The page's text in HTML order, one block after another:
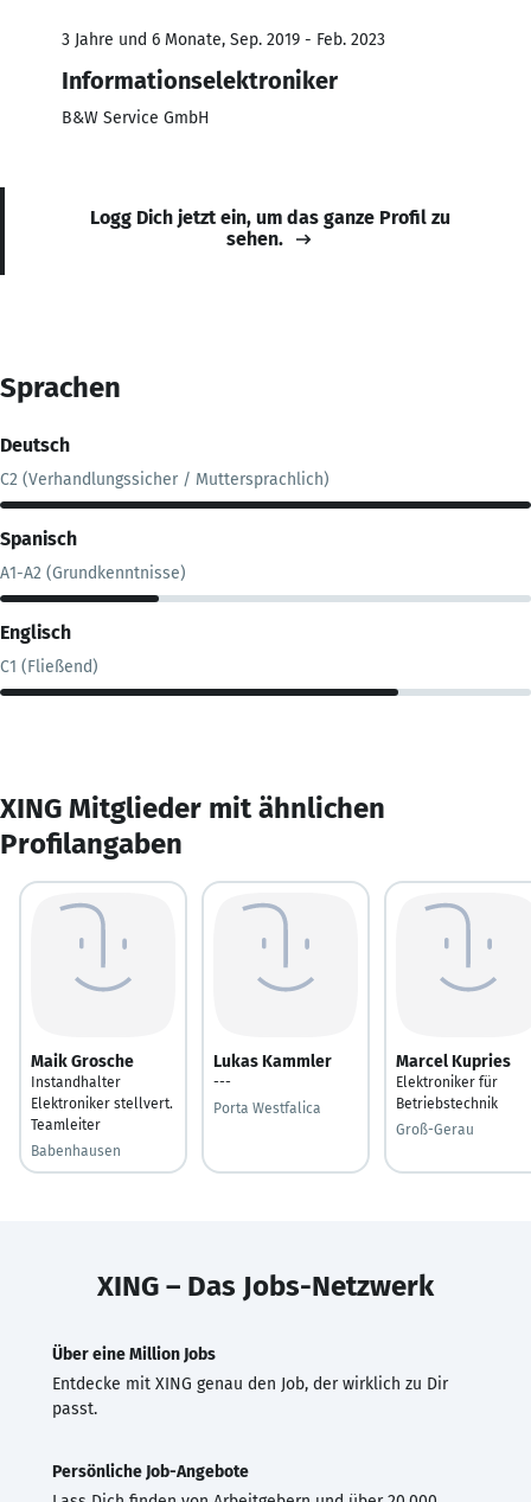
3 Jahre und 6 Monate, Sep. 2019 - Feb. 2023
Informationselektroniker
B&W Service GmbH
Logg Dich jetzt ein, um das ganze Profil zu
sehen.
Sprachen
Deutsch
C2 (Verhandlungssicher / Muttersprachlich)
Spanisch
A1-A2 (Grundkenntnisse)
Englisch
C1 (Fließend)
XING Mitglieder mit ähnlichen
Profilangaben
Maik Grosche
Instandhalter
Elektroniker stellvert.
Teamleiter
Babenhausen
Lukas Kammler
---
Porta Westfalica
Marcel Kupries
Elektroniker für
Betriebstechnik
Groß-Gerau
XING – Das Jobs-Netzwerk
Über eine Million Jobs
Entdecke mit XING genau den Job, der wirklich zu Dir
passt.
Persönliche Job-Angebote